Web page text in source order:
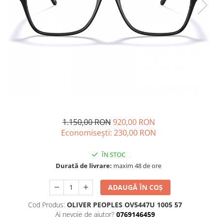
Materiale prețioase
Last Chance %
Materiale prețioase
Last chance %
DILEM
DITA
GIORGIO ARMANI
LA LOOP
1.150,00 RON 920,00 RON
Economisești: 230,00 RON
ÎN STOC
Durată de livrare: maxim 48 de ore
ADAUGĂ ÎN COȘ
Cod Produs: OLIVER PEOPLES OV5447U 1005 57
Ai nevoie de ajutor? 0769146459